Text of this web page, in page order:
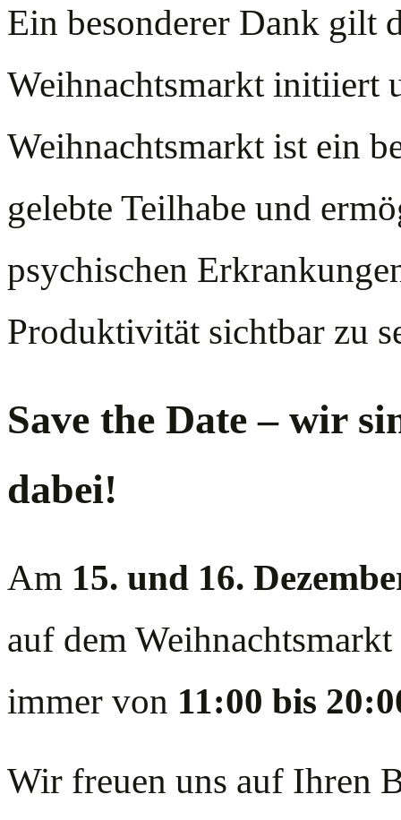
Ein besonderer Dank gilt
Weihnachtsmarkt initiiert
Weihnachtsmarkt ist ein
gelebte Teilhabe und
psychischen
Produktivität sichtbar zu
Save the Date – wir
dabei!
Am 15. und 16.
auf dem
immer von 11:00 bis
Wir freuen uns auf Ihren